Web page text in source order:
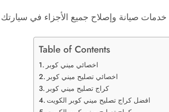
صيانة وإصلاح جميع الأجزاء في سيارتك
Table of Contents
اخصائي ميني كوبر
اخصائي تصليح ميني كوبر
كراج تصليح ميني كوبر
افضل كراج تصليح ميني كوبر الكويت